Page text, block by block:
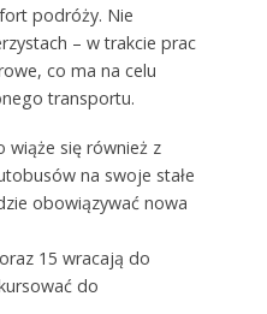
podróży. Nie
– w trakcie prac
co ma na celu
transportu.
wiąże się również z
na swoje stałe
obowiązywać nowa
15 wracają do
do